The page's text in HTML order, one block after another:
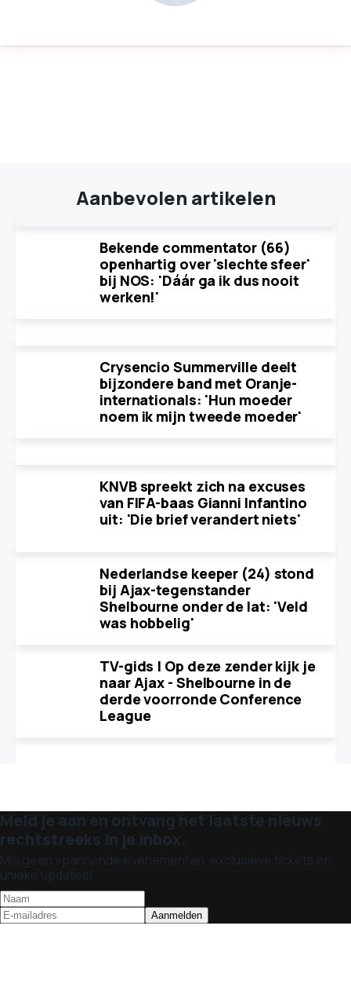
Aanbevolen artikelen
Bekende commentator (66)
openhartig over 'slechte sfeer'
bij NOS: 'Dáár ga ik dus nooit
werken!'
Crysencio Summerville deelt
bijzondere band met Oranje-
internationals: 'Hun moeder
noem ik mijn tweede moeder'
KNVB spreekt zich na excuses
van FIFA-baas Gianni Infantino
uit: 'Die brief verandert niets'
Nederlandse keeper (24) stond
bij Ajax-tegenstander
Shelbourne onder de lat: 'Veld
was hobbelig'
TV-gids | Op deze zender kijk je
naar Ajax - Shelbourne in de
derde voorronde Conference
League
Meld je aan en ontvang het laatste nieuws
rechtstreeks in je inbox.
Mis geen spannende evenementen, exclusieve tickets en
unieke updates!